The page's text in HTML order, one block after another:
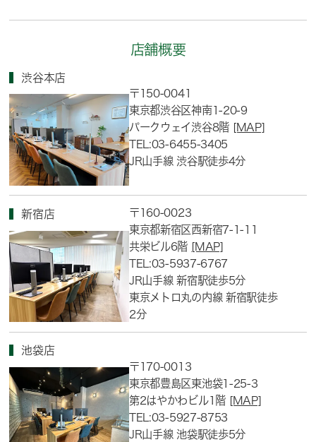
店舗概要
渋谷本店
〒150-0041
東京都渋谷区神南1-20-9
パークウェイ渋谷8階 [MAP]
TEL:03-6455-3405
JR山手線 渋谷駅徒歩4分
新宿店
〒160-0023
東京都新宿区西新宿7-1-11
共栄ビル6階 [MAP]
TEL:03-5937-6767
JR山手線 新宿駅徒歩5分
東京メトロ丸の内線 新宿駅徒歩
2分
池袋店
〒170-0013
東京都豊島区東池袋1-25-3
第2はやかわビル1階 [MAP]
TEL:03-5927-8753
JR山手線 池袋駅徒歩5分